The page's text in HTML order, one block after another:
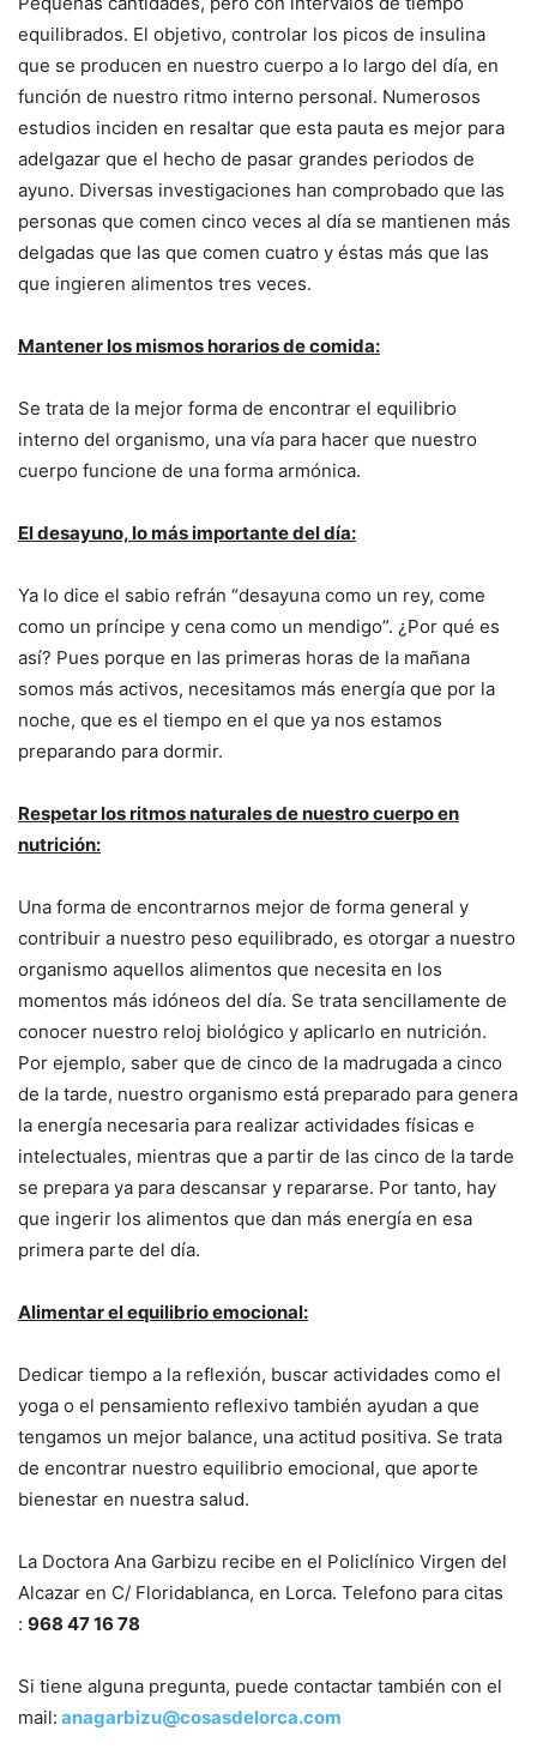
equilibrados. El objetivo, controlar los picos de insulina
que se producen en nuestro cuerpo a lo largo del día, en
función de nuestro ritmo interno personal. Numerosos
estudios inciden en resaltar que esta pauta es mejor para
adelgazar que el hecho de pasar grandes periodos de
ayuno. Diversas investigaciones han comprobado que las
personas que comen cinco veces al día se mantienen más
delgadas que las que comen cuatro y éstas más que las
que ingieren alimentos tres veces.
Mantener los mismos horarios de comida:
Se trata de la mejor forma de encontrar el equilibrio
interno del organismo, una vía para hacer que nuestro
cuerpo funcione de una forma armónica.
El desayuno, lo más importante del día:
Ya lo dice el sabio refrán “desayuna como un rey, come
como un príncipe y cena como un mendigo”. ¿Por qué es
así? Pues porque en las primeras horas de la mañana
somos más activos, necesitamos más energía que por la
noche, que es el tiempo en el que ya nos estamos
preparando para dormir.
Respetar los ritmos naturales de nuestro cuerpo en
nutrición:
Una forma de encontrarnos mejor de forma general y
contribuir a nuestro peso equilibrado, es otorgar a nuestro
organismo aquellos alimentos que necesita en los
momentos más idóneos del día. Se trata sencillamente de
conocer nuestro reloj biológico y aplicarlo en nutrición.
Por ejemplo, saber que de cinco de la madrugada a cinco
de la tarde, nuestro organismo está preparado para genera
la energía necesaria para realizar actividades físicas e
intelectuales, mientras que a partir de las cinco de la tarde
se prepara ya para descansar y repararse. Por tanto, hay
que ingerir los alimentos que dan más energía en esa
primera parte del día.
Alimentar el equilibrio emocional:
Dedicar tiempo a la reflexión, buscar actividades como el
yoga o el pensamiento reflexivo también ayudan a que
tengamos un mejor balance, una actitud positiva. Se trata
de encontrar nuestro equilibrio emocional, que aporte
bienestar en nuestra salud.
La Doctora Ana Garbizu recibe en el Policlínico Virgen del
Alcazar en C/ Floridablanca, en Lorca. Telefono para citas
: 968 47 16 78
Si tiene alguna pregunta, puede contactar también con el
mail: anagarbizu@cosasdelorca.com